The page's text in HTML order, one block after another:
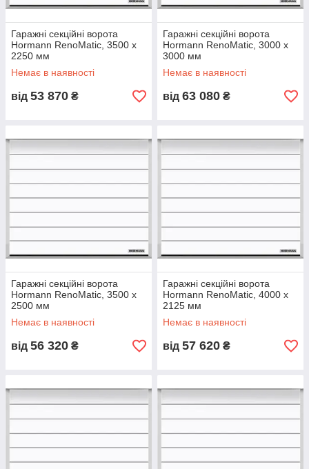
Гаражні секційні ворота
Hormann RenoMatic, 3500 x
2250 мм
Немає в наявності
від 53 870 ₴
Гаражні секційні ворота
Hormann RenoMatic, 3000 x
3000 мм
Немає в наявності
від 63 080 ₴
Гаражні секційні ворота
Hormann RenoMatic, 3500 x
2500 мм
Немає в наявності
від 56 320 ₴
Гаражні секційні ворота
Hormann RenoMatic, 4000 x
2125 мм
Немає в наявності
від 57 620 ₴